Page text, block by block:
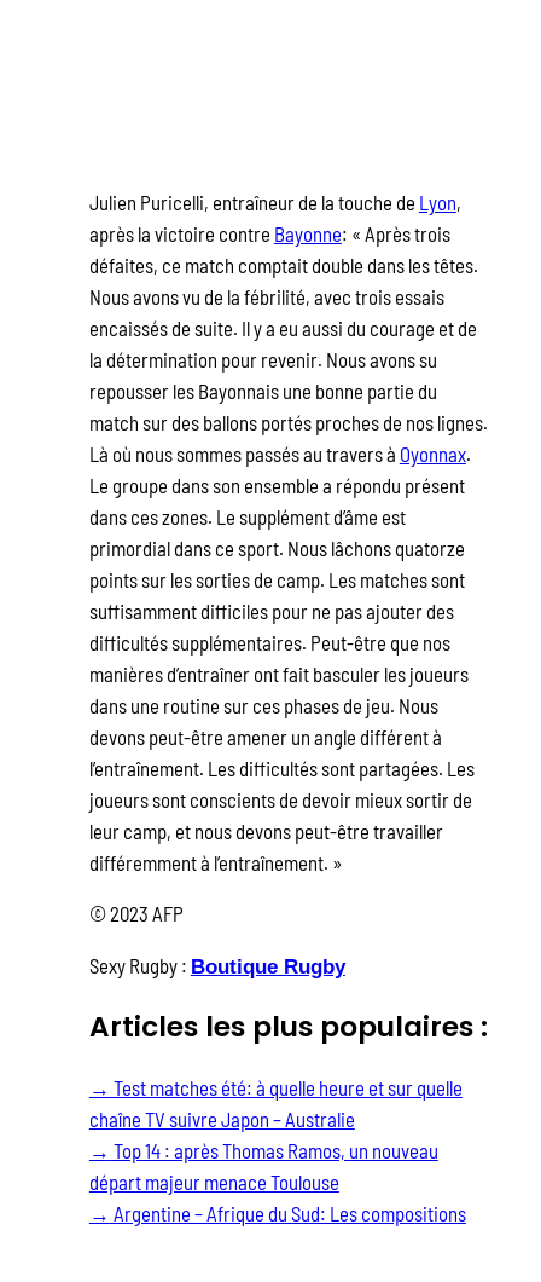
Julien Puricelli, entraîneur de la touche de Lyon,
après la victoire contre Bayonne: « Après trois
défaites, ce match comptait double dans les têtes.
Nous avons vu de la fébrilité, avec trois essais
encaissés de suite. Il y a eu aussi du courage et de
la détermination pour revenir. Nous avons su
repousser les Bayonnais une bonne partie du
match sur des ballons portés proches de nos lignes.
Là où nous sommes passés au travers à Oyonnax.
Le groupe dans son ensemble a répondu présent
dans ces zones. Le supplément d’âme est
primordial dans ce sport. Nous lâchons quatorze
points sur les sorties de camp. Les matches sont
suffisamment difficiles pour ne pas ajouter des
difficultés supplémentaires. Peut-être que nos
manières d’entraîner ont fait basculer les joueurs
dans une routine sur ces phases de jeu. Nous
devons peut-être amener un angle différent à
l’entraînement. Les difficultés sont partagées. Les
joueurs sont conscients de devoir mieux sortir de
leur camp, et nous devons peut-être travailler
différemment à l’entraînement. »
© 2023 AFP
Sexy Rugby : Boutique Rugby
Articles les plus populaires :
→ Test matches été: à quelle heure et sur quelle
chaîne TV suivre Japon – Australie
→ Top 14 : après Thomas Ramos, un nouveau
départ majeur menace Toulouse
→ Argentine – Afrique du Sud: Les compositions